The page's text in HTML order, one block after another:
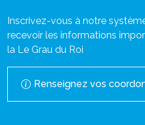
Inscrivez-vous à notre
recevoir les informations
la Le Grau du Roi
Renseignez vos